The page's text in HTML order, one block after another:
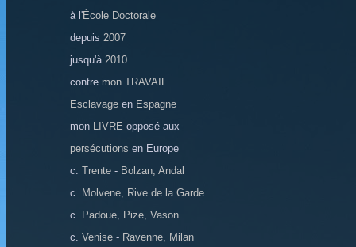
à l'École Doctorale
depuis 2007
jusqu'à 2010
contre mon TRAVAIL
Esclavage en Espagne
mon
LIVRE opposé aux
persécutions en Europe
c. Trente - Bolzan, Andal
c.
Molvene, Rive de la Garde
c.
Padoue, Pize, Vason
c. Venise - Ravenne, Milan